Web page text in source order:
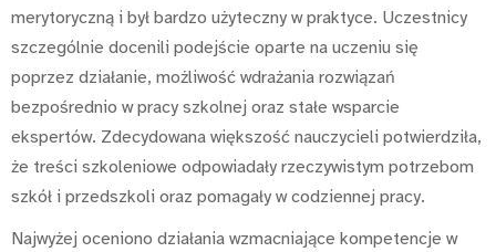
merytoryczną i był bardzo użyteczny w praktyce. Uczestnicy
szczególnie docenili podejście oparte na uczeniu się
poprzez działanie, możliwość wdrażania rozwiązań
bezpośrednio w pracy szkolnej oraz stałe wsparcie
ekspertów. Zdecydowana większość nauczycieli potwierdziła,
że treści szkoleniowe odpowiadały rzeczywistym potrzebom
szkół i przedszkoli oraz pomagały w codziennej pracy.
Najwyżej oceniono działania wzmacniające kompetencje w